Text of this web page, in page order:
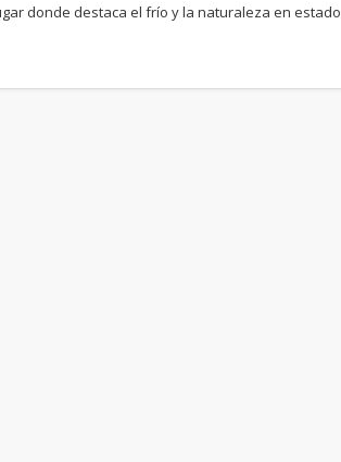
donde destaca el frío y la naturaleza en estado